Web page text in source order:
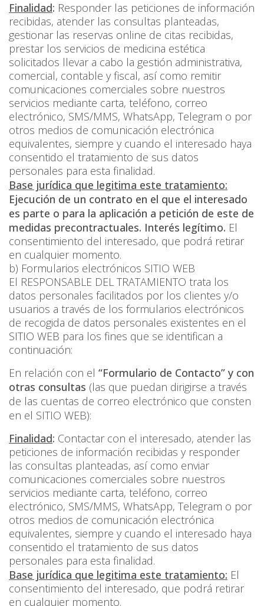
Finalidad: Responder las peticiones de información
recibidas, atender las consultas planteadas,
gestionar las reservas online de citas recibidas,
prestar los servicios de medicina estética
solicitados llevar a cabo la gestión administrativa,
comercial, contable y fiscal, así como remitir
comunicaciones comerciales sobre nuestros
servicios mediante carta, teléfono, correo
electrónico, SMS/MMS, WhatsApp, Telegram o por
otros medios de comunicación electrónica
equivalentes, siempre y cuando el interesado haya
consentido el tratamiento de sus datos
personales para esta finalidad.
Base jurídica que legitima este tratamiento:
Ejecución de un contrato en el que el interesado
es parte o para la aplicación a petición de este de
medidas precontractuales. Interés legítimo. El
consentimiento del interesado, que podrá retirar
en cualquier momento.
b) Formularios electrónicos SITIO WEB
El RESPONSABLE DEL TRATAMIENTO trata los
datos personales facilitados por los clientes y/o
usuarios a través de los formularios electrónicos
de recogida de datos personales existentes en el
SITIO WEB para los fines que se identifican a
continuación:
En relación con el “Formulario de Contacto” y con
otras consultas (las que puedan dirigirse a través
de las cuentas de correo electrónico que consten
en el SITIO WEB):
Finalidad: Contactar con el interesado, atender las
peticiones de información recibidas y responder
las consultas planteadas, así como enviar
comunicaciones comerciales sobre nuestros
servicios mediante carta, teléfono, correo
electrónico, SMS/MMS, WhatsApp, Telegram o por
otros medios de comunicación electrónica
equivalentes, siempre y cuando el interesado haya
consentido el tratamiento de sus datos
personales para esta finalidad.
Base jurídica que legitima este tratamiento: El
consentimiento del interesado, que podrá retirar
en cualquier momento.